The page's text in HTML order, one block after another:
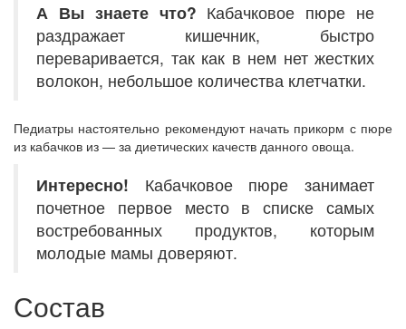
А Вы знаете что? Кабачковое пюре не
раздражает кишечник, быстро
переваривается, так как в нем нет жестких
волокон, небольшое количества клетчатки.
Педиатры настоятельно рекомендуют начать прикорм с пюре
из кабачков из — за диетических качеств данного овоща.
Интересно! Кабачковое пюре занимает
почетное первое место в списке самых
востребованных продуктов, которым
молодые мамы доверяют.
Состав